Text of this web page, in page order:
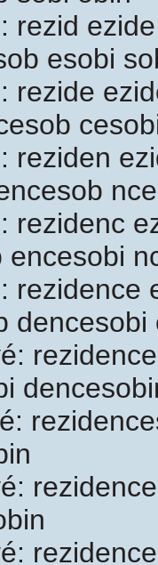
rezid
esobi
rezide
reziden
rezidenc
encesobi
rezidence
dencesobi